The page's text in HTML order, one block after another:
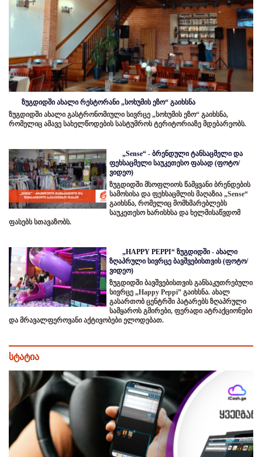
ზუგდიდში ახალი რესტორანი „სოხუმის ეზო“ გაიხსნა
ზუგდიდში ახალი გასტრონომიული სივრცე „სოხუმის ეზო“ გაიხსნა,
რომელიც ამავე სახელწოდების სასტუმროს ტერიტორიაზე მდებარეობს.
„Sense“ - ბრენდული ტანსაცმელი და
ფეხსაცმელი საუკეთესო ფასად (ფოტო/
ვიდეო)
ზუგდიდში მსოფლიოს წამყვანი ბრენდების
სამოსისა და ფეხსაცმლის მაღაზია „Sense“
გაიხსნა, რომელიც მომხმარებლებს
საუკეთესო ხარისხსა და ხელმისაწვდომ
ფასებს სთავაზობს.
„HAPPY PEPPI“ ზუგდიდში - ახალი
ზღაპრული სივრცე ბავშვებისთვის (ფოტო/
ვიდეო)
ზუგდიდში ბავშვებისთვის განსაკუთრებული
სივრცე „Happy Peppi” გაიხსნა. ახალ
გასართობ ცენტრში პატარებს ზღაპრული
სამყაროს გმირები, ფერადი ატრაქციონები
და მრავალფეროვანი აქტივობები ელოდებათ.
სტატია